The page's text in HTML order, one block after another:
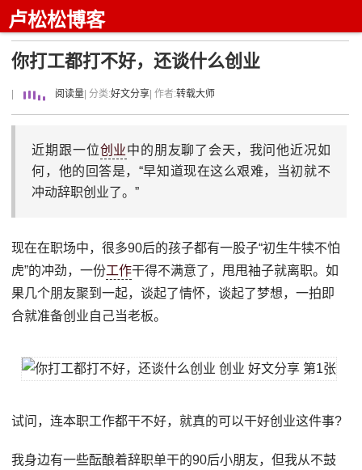
卢松松博客
你打工都打不好，还谈什么创业
阅读量 | 分类:好文分享 | 作者:转载大师
近期跟一位创业中的朋友聊了会天，我问他近况如
何，他的回答是，“早知道现在这么艰难，当初就不
冲动辞职创业了。”
现在在职场中，很多90后的孩子都有一股子“初生牛犊不怕
虎”的冲劲，一份工作干得不满意了，甩甩袖子就离职。如
果几个朋友聚到一起，谈起了情怀，谈起了梦想，一拍即
合就准备创业自己当老板。
试问，连本职工作都干不好，就真的可以干好创业这件事?
我身边有一些酝酿着辞职单干的90后小朋友，但我从不鼓